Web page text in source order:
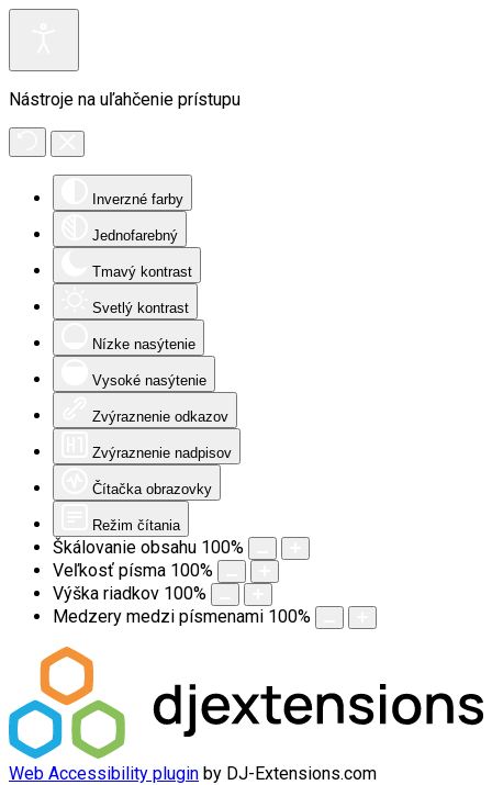
Nástroje na uľahčenie prístupu
Inverzné farby
Jednofarebný
Tmavý kontrast
Svetlý kontrast
Nízke nasýtenie
Vysoké nasýtenie
Zvýraznenie odkazov
Zvýraznenie nadpisov
Čítačka obrazovky
Režim čítania
Škálovanie obsahu 100%
Veľkosť písma 100%
Výška riadkov 100%
Medzery medzi písmenami 100%
Web Accessibility plugin by DJ-Extensions.com